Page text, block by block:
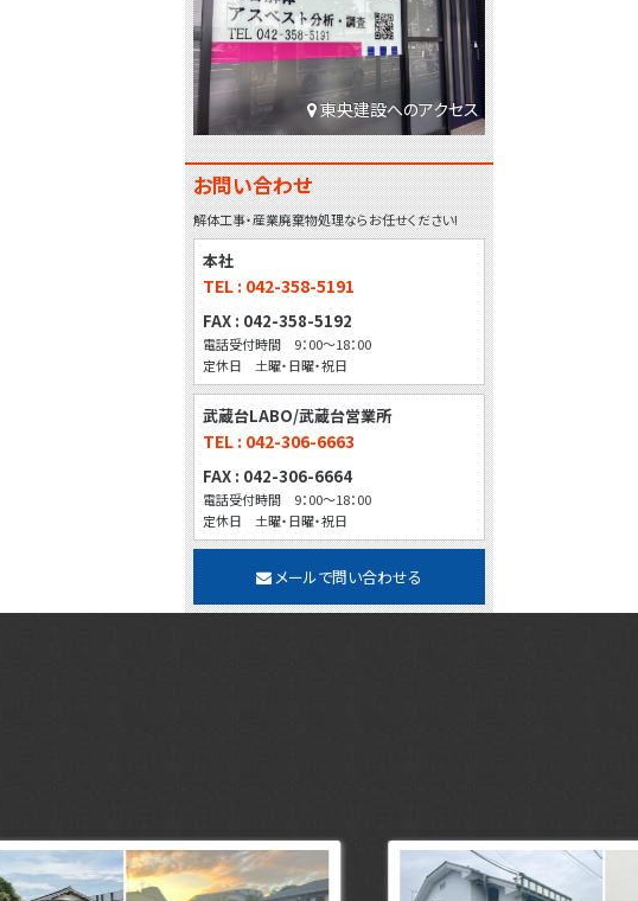
東央建設へのアクセス
お問い合わせ
解体工事・産業廃棄物処理ならお任せください!
本社
TEL : 042-358-5191
FAX : 042-358-5192
電話受付時間 9：00～18：00
定休日 土曜・日曜・祝日
武蔵台LABO/武蔵台営業所
TEL : 042-306-6663
FAX : 042-306-6664
電話受付時間 9：00～18：00
定休日 土曜・日曜・祝日
メールで問い合わせる